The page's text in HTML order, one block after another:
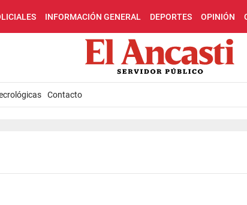
INFORMACIÓN GENERAL DEPORTES OPINIÓN
Contacto